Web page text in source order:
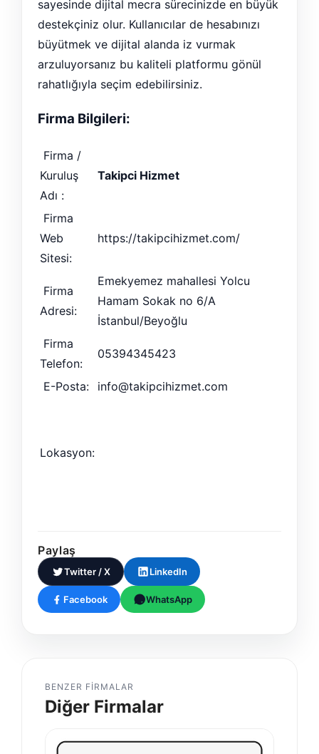
sayesinde dijital mecra sürecinizde en büyük
destekçiniz olur. Kullanıcılar de hesabınızı
büyütmek ve dijital alanda iz vurmak
arzuluyorsanız bu kaliteli platformu gönül
rahatlığıyla seçim edebilirsiniz.
Firma Bilgileri:
Firma /
Kuruluş
Adı :
Takipci Hizmet
Firma
Web
Sitesi:
https://takipcihizmet.com/
Firma
Adresi:
Emekyemez mahallesi Yolcu
Hamam Sokak no 6/A
İstanbul/Beyoğlu
Firma
Telefon:
05394345423
E-Posta: info@takipcihizmet.com
Lokasyon:
Paylaş
Twitter / X LinkedIn
Facebook WhatsApp
BENZER FIRMALAR
Diğer Firmalar